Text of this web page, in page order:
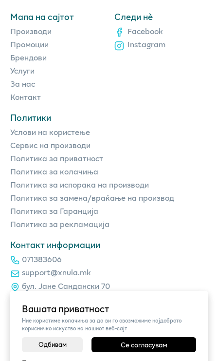
Вашата приватност
Ние користиме колачиња за да ви го овозможиме најдоброто
корисничко искуство на нашиот веб-сајт
Одбивам Се согласувам
Мапа на сајтот
Производи
Промоции
Брендови
Услуги
За нас
Контакт
Политики
Услови на користење
Сервис на производи
Политика за приватност
Политика за колачиња
Политика за испорака на производи
Политика за замена/враќање на производ
Политика за Гаранција
Политика за рекламација
Контакт информации
071383606
support@xnula.mk
бул. Јане Сандански 70
Следи нè
Facebook
Instagram